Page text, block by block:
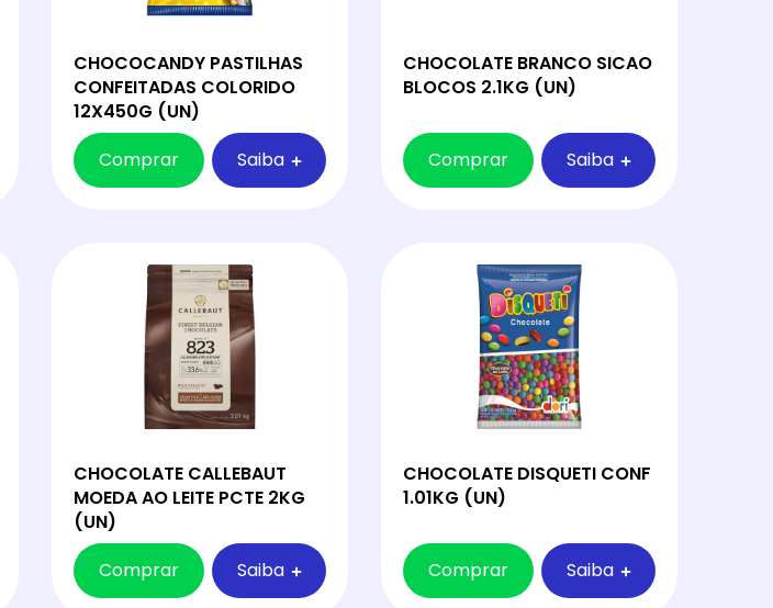
CHOCOCANDY PASTILHAS
CONFEITADAS COLORIDO
12X450G (UN)
Comprar
Saiba
CHOCOLATE BRANCO SICAO
BLOCOS 2.1KG (UN)
Comprar Saiba
CHOCOLATE CALLEBAUT
MOEDA AO LEITE PCTE 2KG
(UN)
Comprar
Saiba
CHOCOLATE DISQUETI CONF
1.01KG (UN)
Comprar Saiba